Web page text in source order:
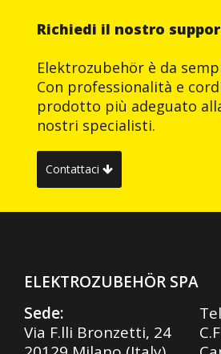
Richiedi il nostro
Elektrozubehör è da
Con professionalità e
prodotto più adeguato
nostri specialisti.
Contattaci
ELEKTROZUBEHÖR SPA
Sede:
Via F.lli Bronzetti, 24